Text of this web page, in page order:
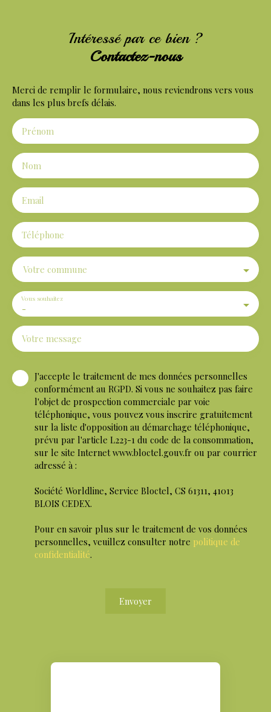
Intéressé par ce bien ?
Contactez-nous
Merci de remplir le formulaire, nous reviendrons vers vous
dans les plus brefs délais.
Prénom
Nom
Email
Téléphone
Votre commune
-
Vous souhaitez
Votre message
J'accepte le traitement de mes données personnelles
conformément au RGPD. Si vous ne souhaitez pas faire
l'objet de prospection commerciale par voie
téléphonique, vous pouvez vous inscrire gratuitement
sur la liste d'opposition au démarchage téléphonique,
prévu par l'article L223-1 du code de la consommation,
sur le site Internet www.bloctel.gouv.fr ou par courrier
adressé à :
Société Worldline, Service Bloctel, CS 61311, 41013
BLOIS CEDEX.
Pour en savoir plus sur le traitement de vos données
personnelles, veuillez consulter notre politique de
confidentialité.
Envoyer